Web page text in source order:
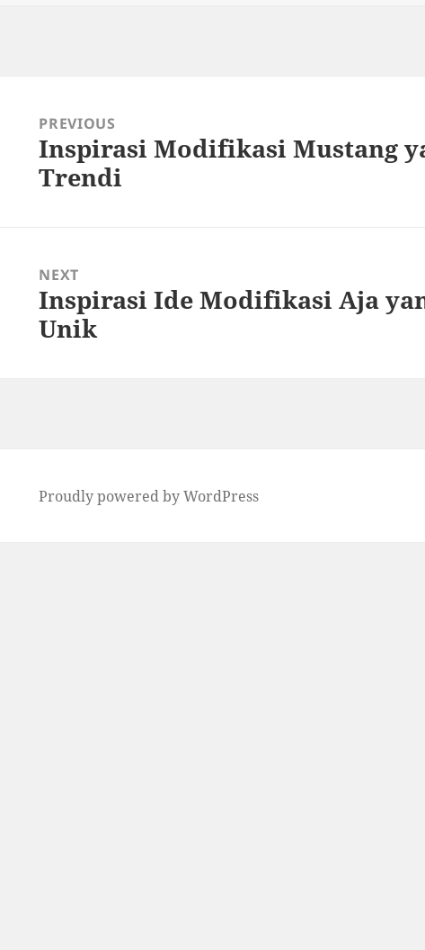
PREVIOUS
Previous
post:
Inspirasi Modifikasi Mustang
Trendi
NEXT
Next
post:
Inspirasi Ide Modifikasi Aja
Unik
Proudly powered by WordPress